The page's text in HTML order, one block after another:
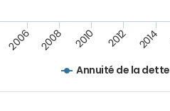
Annuité de la dette
2006 2008 2010 2012 2014